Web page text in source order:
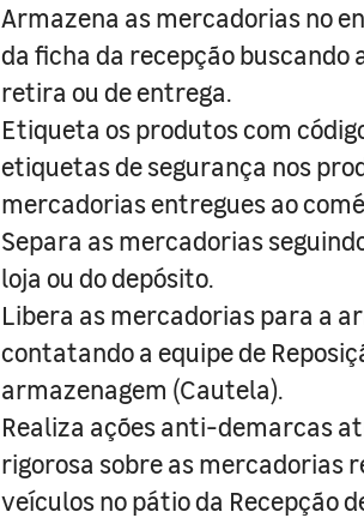
Armazena as mercadorias no
da ficha da recepção
retira ou de entrega.
Etiqueta os produtos com
etiquetas de segurança nos
mercadorias entregues ao
Separa as mercadorias
loja ou do depósito.
Libera as mercadorias para a
contatando a equipe de
armazenagem (Cautela).
Realiza ações anti-demarcas
rigorosa sobre as mercadorias
veículos no pátio da Recepção